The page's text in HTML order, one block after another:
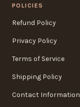
POLICIES
Refund Policy
Privacy Policy
Terms of Service
Shipping Policy
Contact Information